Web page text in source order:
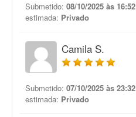
Submetido: 08/10/2025 às 16:52
estimada: Privado
Camila S.
Submetido: 07/10/2025 às 23:32
estimada: Privado